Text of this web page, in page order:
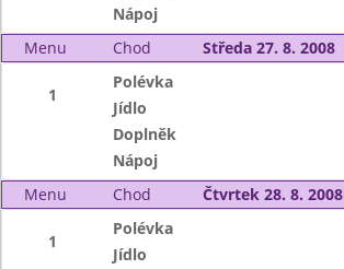
Nápoj
Menu
Chod Středa 27. 8. 2008
1
Polévka
Jídlo
Doplněk
Nápoj
Menu
Chod Čtvrtek 28. 8. 2008
1
Polévka
Jídlo